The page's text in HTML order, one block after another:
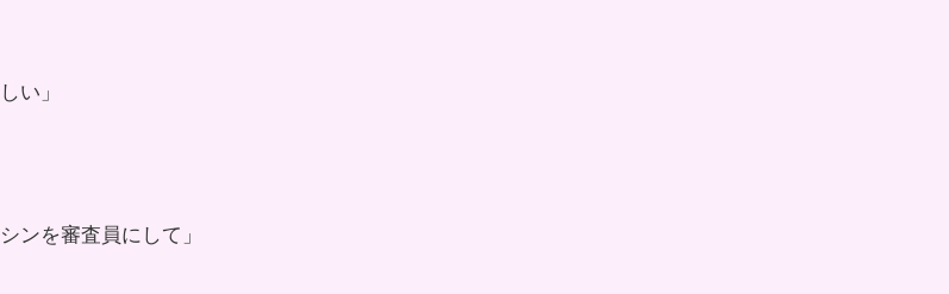
い」
ンを審査員にして」